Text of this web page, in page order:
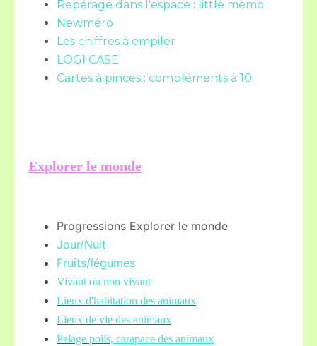
Repérage dans l'espace : little memo
Newméro
Les chiffres à empiler
LOGI CASE
Cartes à pinces : compléments à 10
Explorer le monde
Progressions Explorer le monde
Jour/Nuit
Fruits/légumes
Vivant ou non vivant
Lieux d'habitation des animaux
Lieux de vie des animaux
Pelage poils, carapace des animaux